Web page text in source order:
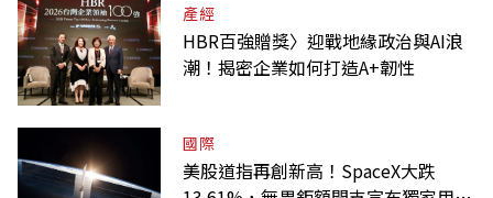
產經
HBR百強贈獎〉迎戰地緣政治與AI浪
潮！揭密企業如何打造A+韌性
國際
美股道指再創新高！SpaceX大跌